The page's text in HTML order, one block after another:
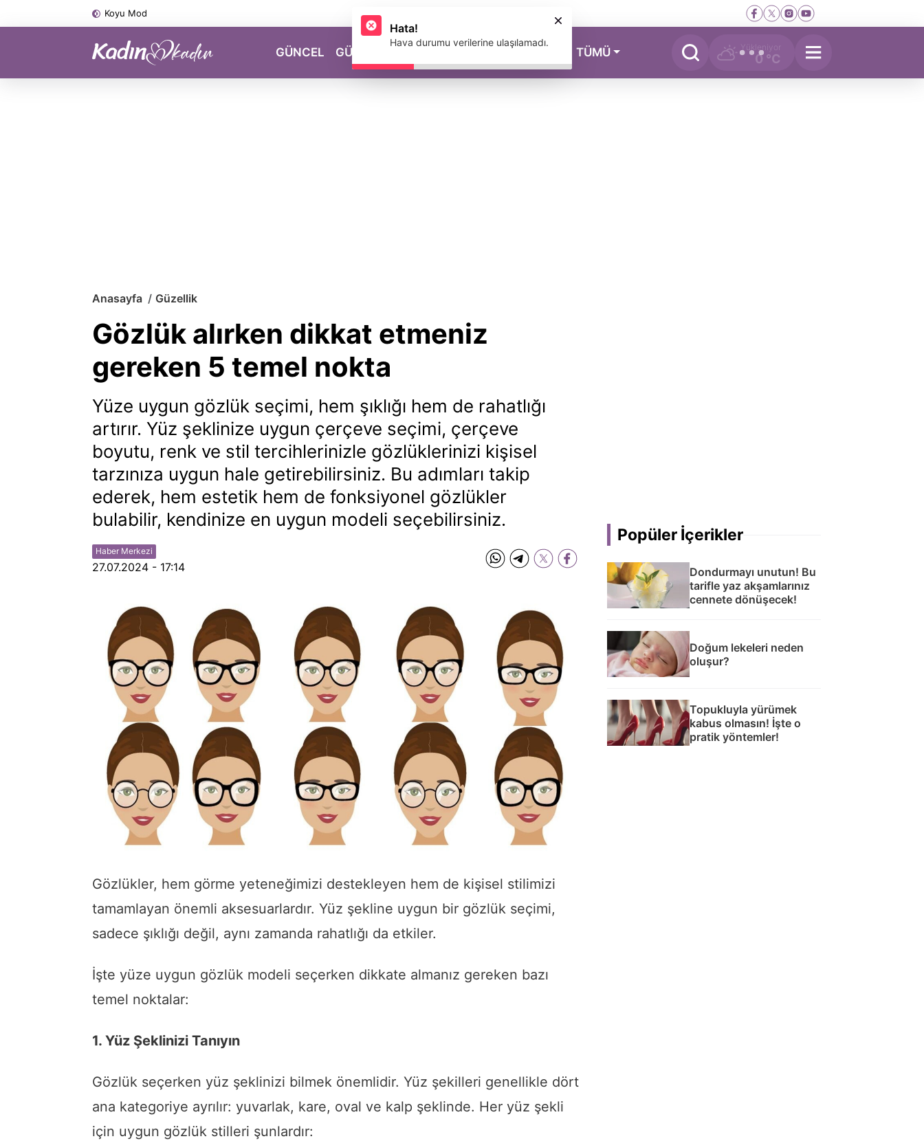
Koyu Mod
GÜNCEL GÜZELLİK MAGAZİN TÜMÜ Yükleniyor
0 °C
Anasayfa Güzellik
Gözlük alırken dikkat etmeniz
gereken 5 temel nokta
Yüze uygun gözlük seçimi, hem şıklığı hem de rahatlığı
artırır. Yüz şeklinize uygun çerçeve seçimi, çerçeve
boyutu, renk ve stil tercihlerinizle gözlüklerinizi kişisel
tarzınıza uygun hale getirebilirsiniz. Bu adımları takip
ederek, hem estetik hem de fonksiyonel gözlükler
bulabilir, kendinize en uygun modeli seçebilirsiniz.
Haber Merkezi
27.07.2024 - 17:14
Gözlükler, hem görme yeteneğimizi destekleyen hem de kişisel stilimizi
tamamlayan önemli aksesuarlardır. Yüz şekline uygun bir gözlük seçimi,
sadece şıklığı değil, aynı zamanda rahatlığı da etkiler.
İşte yüze uygun gözlük modeli seçerken dikkate almanız gereken bazı
temel noktalar:
1. Yüz Şeklinizi Tanıyın
Gözlük seçerken yüz şeklinizi bilmek önemlidir. Yüz şekilleri genellikle dört
ana kategoriye ayrılır: yuvarlak, kare, oval ve kalp şeklinde. Her yüz şekli
için uygun gözlük stilleri şunlardır:
Popüler İçerikler
Dondurmayı unutun! Bu
tarifle yaz akşamlarınız
cennete dönüşecek!
Doğum lekeleri neden
oluşur?
Topukluyla yürümek
kabus olmasın! İşte o
pratik yöntemler!
Hata!
Hava durumu verilerine ulaşılamadı.